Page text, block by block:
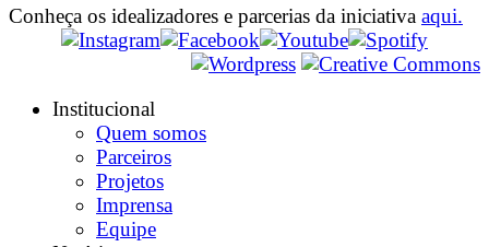
Conheça os idealizadores e parcerias da iniciativa aqui.
Institucional
Quem somos
Parceiros
Projetos
Imprensa
Equipe